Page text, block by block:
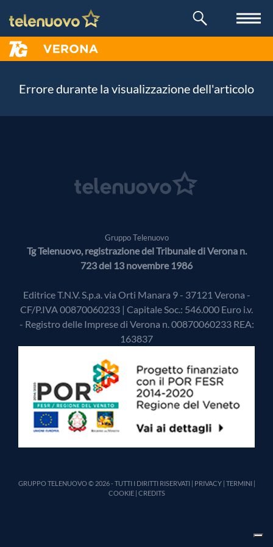
Errore durante la visualizzazione dell'articolo
Gruppo Telenuovo
Tg Telenuovo, registrazione del Tribunale di Verona n.
723 del 13 novembre 1986
Editrice T.N.V. S.p.a. via Orti Manara 9 - 37121 Verona -
CF/P.IVA 00870060233 | Capitale Soc.: 546.000 Euro i.v.
- Registro delle Imprese di Verona n. 00870060233 REA:
163837
GRUPPO TELENUOVO © 2026 - TUTTI I DIRITTI RISERVATI | PRIVACY| TERMINI|
COOKIE| CREDITS